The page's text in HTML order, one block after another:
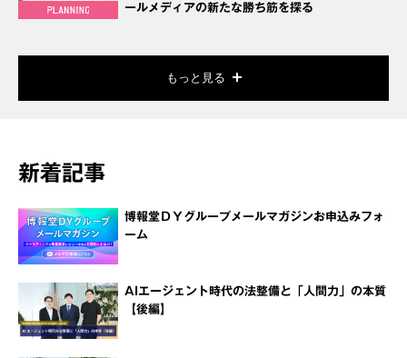
ールメディアの新たな勝ち筋を探る
もっと見る
新着記事
博報堂ＤＹグループメールマガジンお申込みフォ
ーム
AIエージェント時代の法整備と「人間力」の本質
【後編】